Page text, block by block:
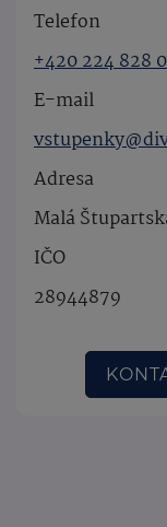
Telefon
+420 224 828
E-mail
Adresa
Malá
IČO
28944879